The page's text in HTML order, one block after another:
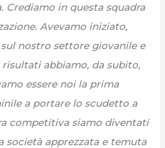
Crediamo in questa squadra
Avevamo iniziato,
nostro settore giovanile e
abbiamo, da subito,
essere noi la prima
a portare lo scudetto a
competitiva siamo diventati
società apprezzata e temuta